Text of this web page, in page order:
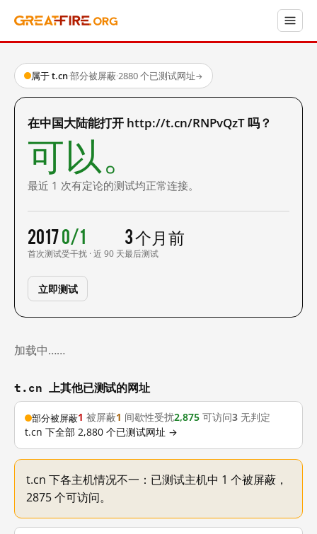
属于 t.cn·部分被屏蔽·2880 个已测试网址→
在中国大陆能打开 http://t.cn/RNPvQzT 吗？
可以。
最近 1 次有定论的测试均正常连接。
2017
首次测试
0/1
受干扰 · 近 90 天
3 个月前
最后测试
立即测试
加载中……
t.cn 上其他已测试的网址
部分被屏蔽1 被屏蔽1 间歇性受扰2,875 可访问3 无判定
t.cn 下全部 2,880 个已测试网址 →
t.cn 下各主机情况不一：已测试主机中 1 个被屏蔽，
2875 个可访问。